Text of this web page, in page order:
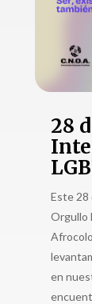
28
Este 28
Orgullo
en